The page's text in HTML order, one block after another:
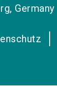
Germany